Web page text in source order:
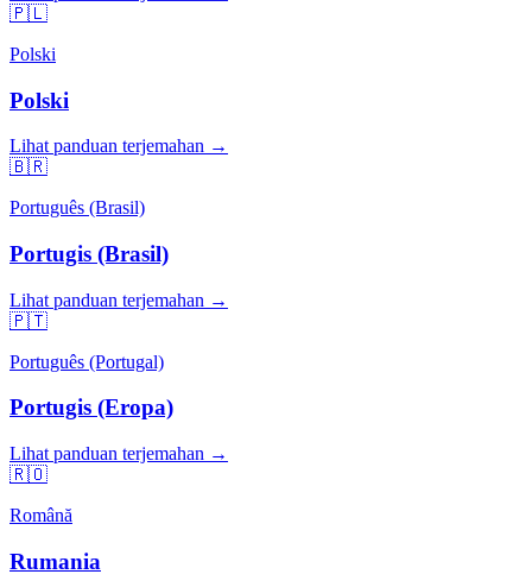
🇵🇱
Polski
Polski
Lihat panduan terjemahan →
🇧🇷
Português (Brasil)
Portugis (Brasil)
Lihat panduan terjemahan →
🇵🇹
Português (Portugal)
Portugis (Eropa)
Lihat panduan terjemahan →
🇷🇴
Română
Rumania